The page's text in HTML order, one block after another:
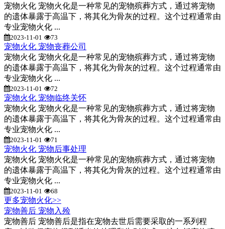
宠物火化 宠物火化是一种常见的宠物殡葬方式，通过将宠物
的遗体暴露于高温下，将其化为骨灰的过程。这个过程通常由
专业宠物火化 ...
2023-11-01 73
宠物火化 宠物丧葬公司
宠物火化 宠物火化是一种常见的宠物殡葬方式，通过将宠物
的遗体暴露于高温下，将其化为骨灰的过程。这个过程通常由
专业宠物火化 ...
2023-11-01 72
宠物火化 宠物临终关怀
宠物火化 宠物火化是一种常见的宠物殡葬方式，通过将宠物
的遗体暴露于高温下，将其化为骨灰的过程。这个过程通常由
专业宠物火化 ...
2023-11-01 71
宠物火化 宠物后事处理
宠物火化 宠物火化是一种常见的宠物殡葬方式，通过将宠物
的遗体暴露于高温下，将其化为骨灰的过程。这个过程通常由
专业宠物火化 ...
2023-11-01 68
更多宠物火化>>
宠物善后 宠物入殓
宠物善后 宠物善后是指在宠物去世后需要采取的一系列程